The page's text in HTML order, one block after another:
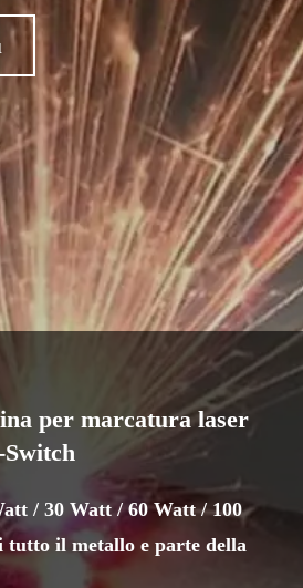
per marcatura laser
/ 30 Watt / 60 Watt / 100
il metallo e parte della